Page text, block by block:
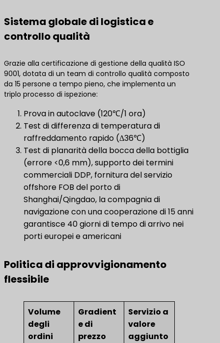
Sistema globale di logistica e
controllo qualità
Grazie alla certificazione di gestione della qualità ISO
9001, dotata di un team di controllo qualità composto
da 15 persone a tempo pieno, che implementa un
triplo processo di ispezione:
Prova in autoclave (120℃/1 ora)
Test di differenza di temperatura di
raffreddamento rapido (Δ36℃)
Test di planarità della bocca della bottiglia
(errore <0,6 mm), supporto dei termini
commerciali DDP, fornitura del servizio
offshore FOB del porto di
Shanghai/Qingdao, la compagnia di
navigazione con una cooperazione di 15 anni
garantisce 40 giorni di tempo di arrivo nei
porti europei e americani
Politica di approvvigionamento
flessibile
Volume
degli
ordini
Gradient
e di
prezzo
Servizio a
valore
aggiunto